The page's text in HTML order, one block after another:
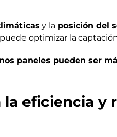
y la posición del
optimizar la
paneles pueden ser
la eficiencia y